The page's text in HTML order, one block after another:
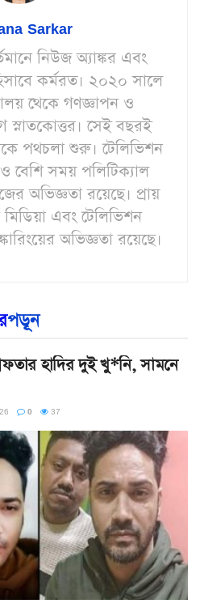
Sarkar
নিউজ অ্যাঙ্কর এবং
কর্মরত। ২০২০ সালে
থেকে গণজ্ঞাপন ও
স্নাতকোত্তর। সেই বছরই
পথচলা শুরু। টেলিভিশন
বেশি সময় পলিটিক্যাল
অভিজ্ঞতা রয়েছে। প্রায়
এবং টেলিভিশন
অভিজ্ঞতা রয়েছে।
পড়ূন
হাদির দুই খু*নি, সামনে
0 37